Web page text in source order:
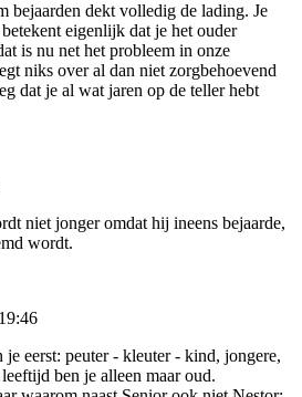
bejaarden dekt volledig de lading. Je
eigenlijk dat je het ouder
is nu net het probleem in onze
niks over al dan niet zorgbehoevend
dat je al wat jaren op de teller hebt
niet jonger omdat hij ineens bejaarde,
wordt.
eerst: peuter - kleuter - kind, jongere,
ben je alleen maar oud.